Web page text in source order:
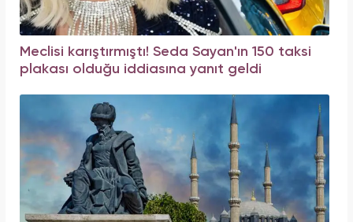
Meclisi karıştırmıştı! Seda Sayan'ın 150 taksi
plakası olduğu iddiasına yanıt geldi